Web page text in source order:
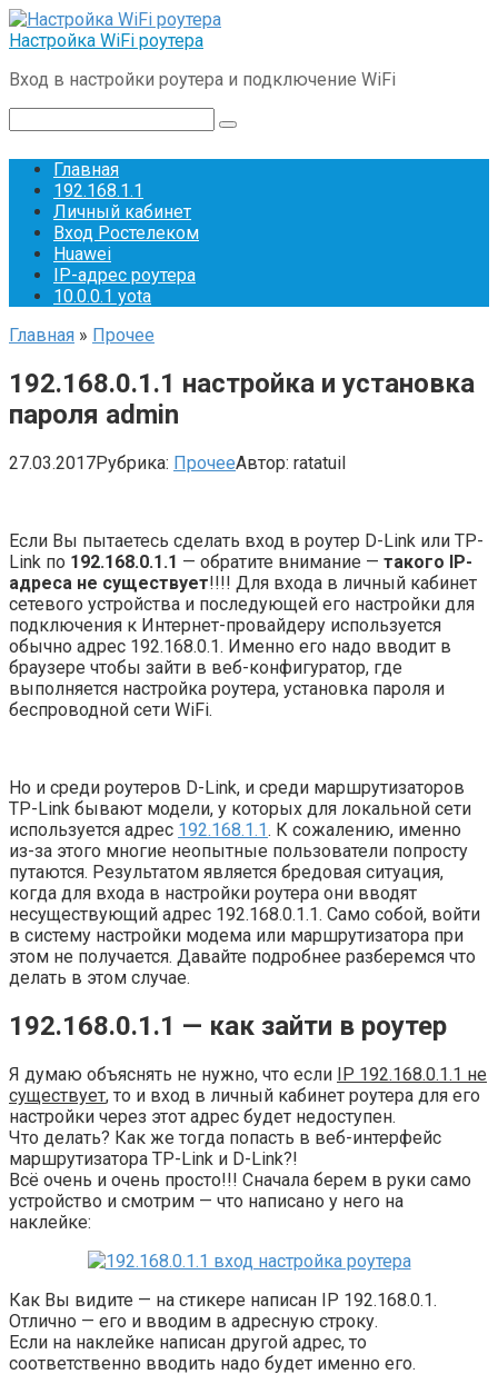
Перейти
к
Настройка WiFi роутера
Вход в настройки роутера и подключение WiFi
Главная
192.168.1.1
Личный кабинет
Вход Ростелеком
Huawei
IP-адрес роутера
10.0.0.1 yota
Главная » Прочее
192.168.0.1.1 настройка и установка
пароля admin
27.03.2017Рубрика: ПрочееАвтор: ratatuil
Если Вы пытаетесь сделать вход в роутер D-Link или TP-
Link по 192.168.0.1.1 — обратите внимание — такого IP-
адреса не существует!!!! Для входа в личный кабинет
сетевого устройства и последующей его настройки для
подключения к Интернет-провайдеру используется
обычно адрес 192.168.0.1. Именно его надо вводит в
браузере чтобы зайти в веб-конфигуратор, где
выполняется настройка роутера, установка пароля и
беспроводной сети WiFi.
Но и среди роутеров D-Link, и среди маршрутизаторов
TP-Link бывают модели, у которых для локальной сети
используется адрес 192.168.1.1. К сожалению, именно
из-за этого многие неопытные пользователи попросту
путаются. Результатом является бредовая ситуация,
когда для входа в настройки роутера они вводят
несуществующий адрес 192.168.0.1.1. Само собой, войти
в систему настройки модема или маршрутизатора при
этом не получается. Давайте подробнее разберемся что
делать в этом случае.
192.168.0.1.1 — как зайти в роутер
Я думаю объяснять не нужно, что если IP 192.168.0.1.1 не
существует, то и вход в личный кабинет роутера для его
настройки через этот адрес будет недоступен.
Что делать? Как же тогда попасть в веб-интерфейс
маршрутизатора TP-Link и D-Link?!
Всё очень и очень просто!!! Сначала берем в руки само
устройство и смотрим — что написано у него на
наклейке:
Как Вы видите — на стикере написан IP 192.168.0.1.
Отлично — его и вводим в адресную строку.
Если на наклейке написан другой адрес, то
соответственно вводить надо будет именно его.